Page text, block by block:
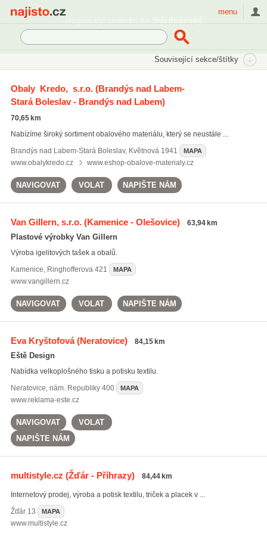
menu
Související sekce/štítky
igelitové tašky(45)
potisk hrnků
reklamní polepy
Všechny související štítky
Obaly Kredo, s.r.o.(Brandýs nad Labem-
Stará Boleslav - Brandýs nad Labem)
70,65 km
Nabízíme široký sortiment obalového materiálu, který se neustále ...
Brandýs nad Labem-Stará Boleslav, Květnová 1941 MAPA
www.obalykredo.cz www.eshop-obalove-materialy.cz
NAVIGOVAT VOLAT NAPIŠTE NÁM
Van Gillern, s.r.o.(Kamenice - Olešovice) 63,94 km
Plastové výrobky Van Gillern
Výroba igelitových tašek a obalů.
Kamenice, Ringhofferova 421 MAPA
www.vangillern.cz
NAVIGOVAT VOLAT NAPIŠTE NÁM
Eva Kryštofová(Neratovice) 84,15 km
Eště Design
Nabídka velkoplošného tisku a potisku textilu.
Neratovice, nám. Republiky 400 MAPA
www.reklama-este.cz
NAVIGOVAT
VOLAT
NAPIŠTE NÁM
multistyle.cz (Žďár - Příhrazy) 84,44 km
Internetový prodej, výroba a potisk textilu, triček a placek v ...
Žďár13 MAPA
www.multistyle.cz